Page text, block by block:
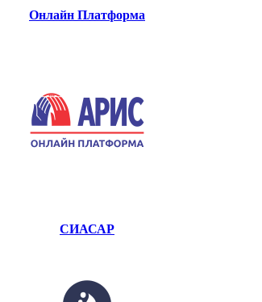
Онлайн Платформа
СИАСАР